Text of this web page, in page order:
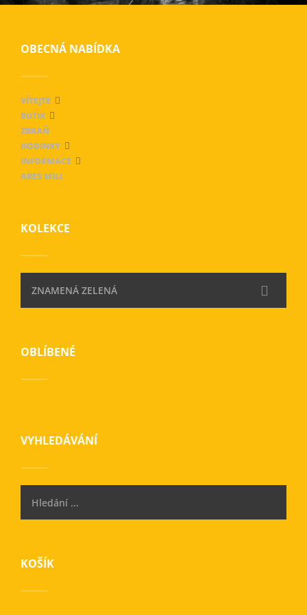
OBECNÁ NABÍDKA
VÍTEJTE
BUTIK
ZBRAŇ
HODINKY
INFORMACE
ARES MILI
KOLEKCE
ZNAMENÁ ZELENÁ
OBLÍBENÉ
VYHLEDÁVÁNÍ
KOŠÍK